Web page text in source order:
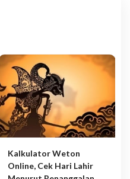
Kalkulator Weton
Online, Cek Hari Lahir